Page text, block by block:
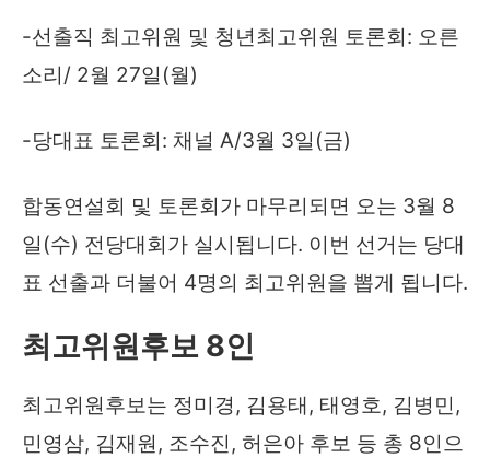
-선출직 최고위원 및 청년최고위원 토론회: 오른
소리/ 2월 27일(월)
-당대표 토론회: 채널 A/3월 3일(금)
합동연설회 및 토론회가 마무리되면 오는 3월 8
일(수) 전당대회가 실시됩니다. 이번 선거는 당대
표 선출과 더불어 4명의 최고위원을 뽑게 됩니다.
최고위원후보 8인
최고위원후보는 정미경, 김용태, 태영호, 김병민,
민영삼, 김재원, 조수진, 허은아 후보 등 총 8인으